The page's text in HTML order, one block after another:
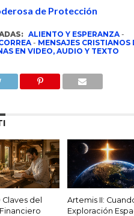
de Protección
ALIENTO Y ESPERANZA-
- MENSAJES CRISTIANOS
EN VIDEO, AUDIO Y TEXTO
Claves del
Artemis II:
Exploración